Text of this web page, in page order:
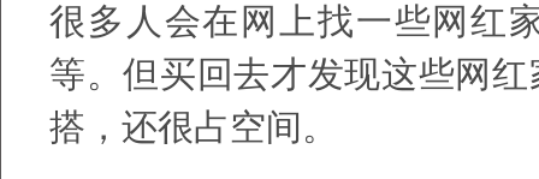
很多人会在网上找一些网红
等。但买回去才发现这些网
搭，还很占空间。